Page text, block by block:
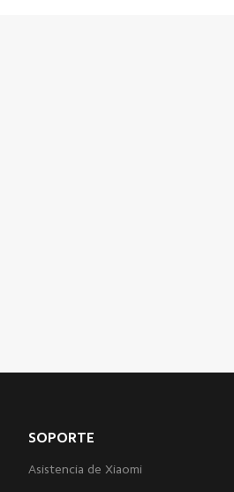
SOPORTE
Asistencia de Xiaomi